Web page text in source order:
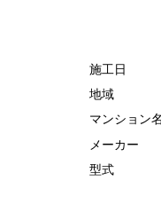
施工日
地域
型式
メーカー
マンション名